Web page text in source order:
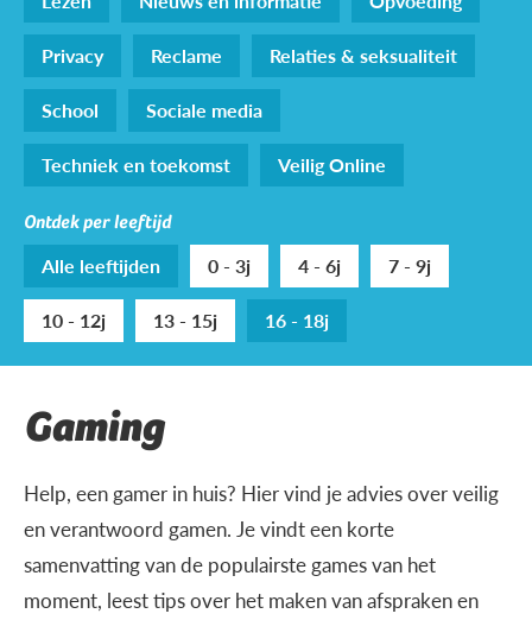
Privacy
Reclame
Relaties & seksualiteit
School
Sociale media
Techniek en toekomst
Veilig Online
Ontdek per leeftijd
Alle leeftijden 0 - 3j 4 - 6j
7 - 9j
10 - 12j
13 - 15j 16 - 18j
Gaming
Help, een gamer in huis? Hier vind je advies over veilig
en verantwoord gamen. Je vindt een korte
samenvatting van de populairste games van het
moment, leest tips over het maken van afspraken en